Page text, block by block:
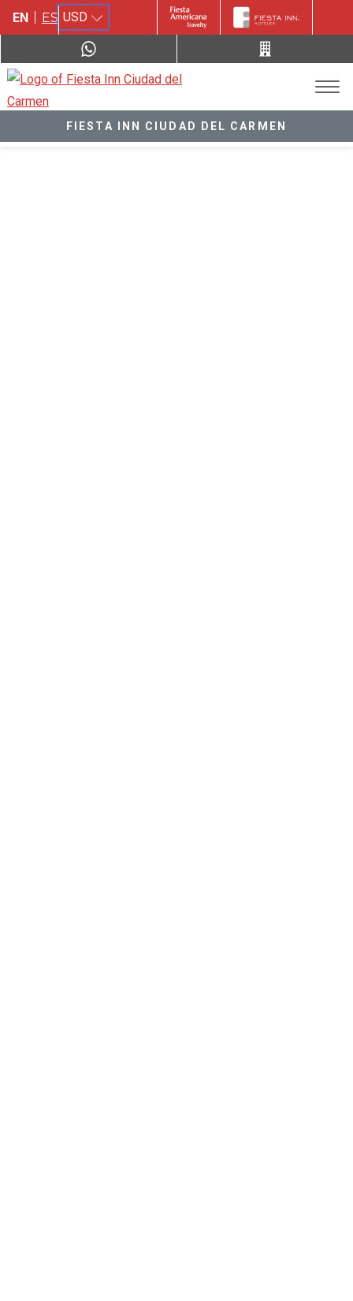
EN ES USD
FIESTA INN CIUDAD DEL CARMEN